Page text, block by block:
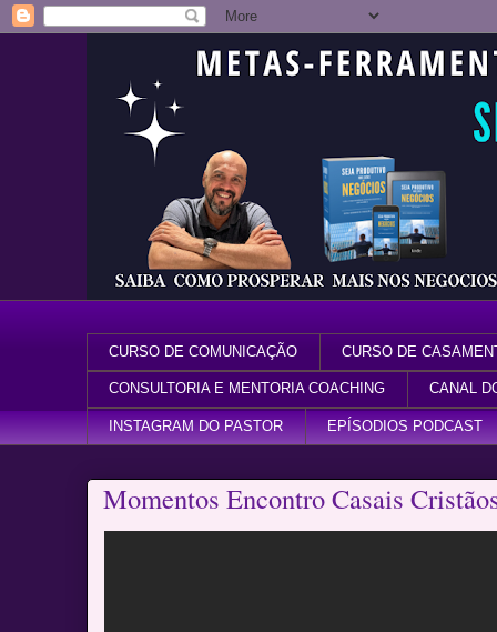
CURSO DE COMUNICAÇÃO CURSO DE
CONSULTORIA E MENTORIA COACHING CANAL
INSTAGRAM DO PASTOR EPÍSODIOS PODCAST
Momentos Encontro Casais